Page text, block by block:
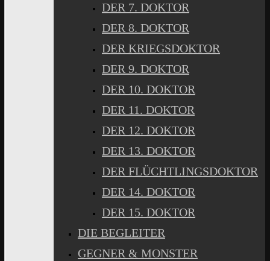
DER 7. DOKTOR
DER 8. DOKTOR
DER KRIEGSDOKTOR
DER 9. DOKTOR
DER 10. DOKTOR
DER 11. DOKTOR
DER 12. DOKTOR
DER 13. DOKTOR
DER FLÜCHTLINGSDOKTOR
DER 14. DOKTOR
DER 15. DOKTOR
DIE BEGLEITER
GEGNER & MONSTER